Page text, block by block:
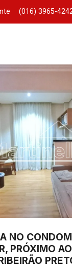
(016) 3965-
NO
PRÓXIMO